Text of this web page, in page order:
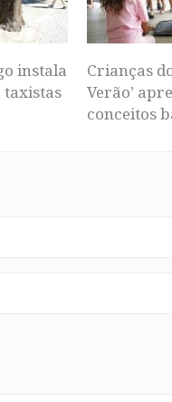
instala
Crianças
Verão’
conceitos